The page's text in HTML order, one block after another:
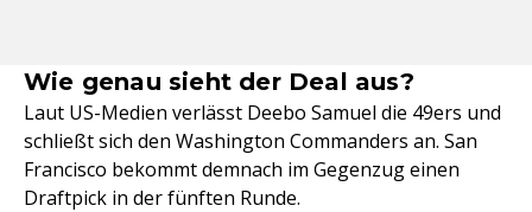
Wie genau sieht der Deal aus?
Laut US-Medien verlässt Deebo Samuel die 49ers und
schließt sich den Washington Commanders an. San
Francisco bekommt demnach im Gegenzug einen
Draftpick in der fünften Runde.